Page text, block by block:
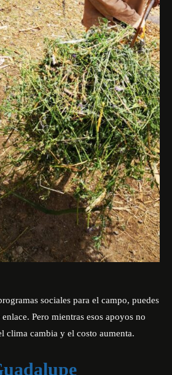
sociales para el campo, puedes
enlace. Pero mientras esos apoyos no
clima cambia y el costo aumenta.